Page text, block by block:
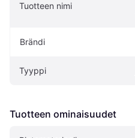
Tuotteen nimi
Brändi
Tyyppi
Tuotteen ominaisuudet